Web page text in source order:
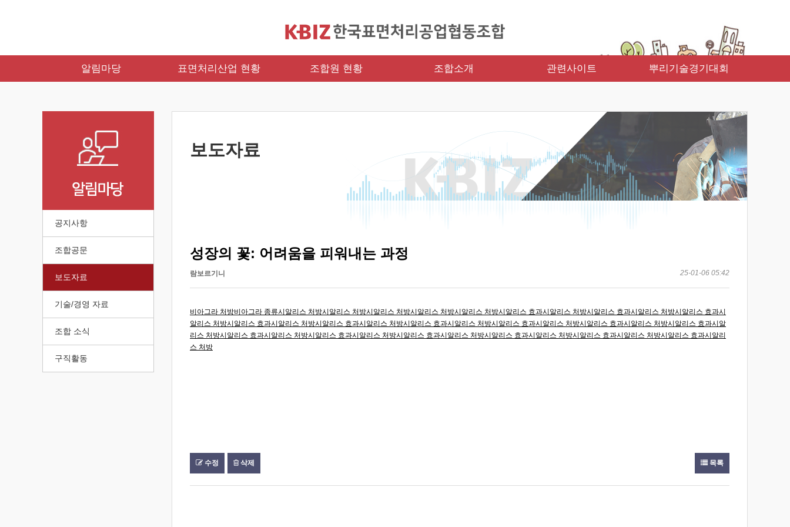
알림마당 표면처리산업 현황 조합원 현황 조합소개 관련사이트 뿌리기술경기대회
공지사항
조합공문
보도자료
기술/경영 자료
조합 소식
구직활동
보도자료
성장의 꽃: 어려움을 피워내는 과정
람보르기니 25-01-06 05:42
비아그라 처방비아그라 종류시알리스 처방시알리스 처방시알리스 처방시알리스 처방시알리스 처방시알리스 효과시알리스 처방시알리스 효과시알리스 처방시알리스 효과시
알리스 처방시알리스 효과시알리스 처방시알리스 효과시알리스 처방시알리스 효과시알리스 처방시알리스 효과시알리스 처방시알리스 효과시알리스 처방시알리스 효과시알
리스 처방시알리스 효과시알리스 처방시알리스 효과시알리스 처방시알리스 효과시알리스 처방시알리스 효과시알리스 처방시알리스 효과시알리스 처방시알리스 효과시알리
스 처방
수정 삭제 목록